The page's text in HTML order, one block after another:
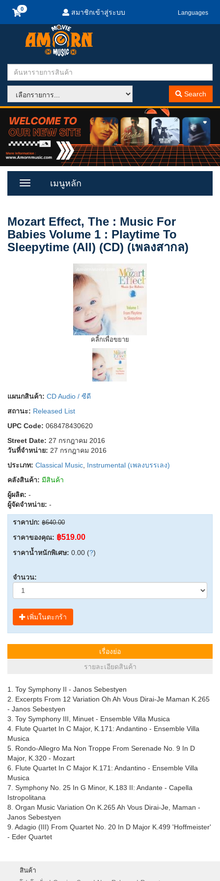
สมาชิกเข้าสู่ระบบ Languages
Search
Toggle
เมนูหลัก
Mozart Effect, The : Music For
Babies Volume 1 : Playtime To
Sleepytime (All) (CD) (เพลงสากล)
คลิ้กเพื่อขยาย
แผนกสินค้า: CD Audio / ซีดี
สถานะ: Released List
UPC Code: 068478430620
Street Date: 27 กรกฎาคม 2016
วันที่จำหน่าย: 27 กรกฎาคม 2016
ประเภท: Classical Music Instrumental (เพลงบรรเลง)
คลังสินค้า: มีสินค้า
ผู้ผลิต: -
ผู้จัดจำหน่าย: -
ราคาปก: ฿640.00
ราคาของคุณ: ฿519.00
ราคาน้ำหนักพิเศษ: 0.00 (?)
จำนวน:
เพิ่มในตะกร้า
เรื่องย่อ
รายละเอียดสินค้า
1. Toy Symphony II - Janos Sebestyen
2. Excerpts From 12 Variation Oh Ah Vous Dirai-Je Maman K.265
- Janos Sebestyen
3. Toy Symphony III, Minuet - Ensemble Villa Musica
4. Flute Quartet In C Major, K.171: Andantino - Ensemble Villa
Musica
5. Rondo-Allegro Ma Non Troppe From Serenade No. 9 In D
Major, K.320 - Mozart
6. Flute Quartet In C Major K.171: Andantino - Ensemble Villa
Musica
7. Symphony No. 25 In G Minor, K.183 II: Andante - Capella
Istropolitana
8. Organ Music Variation On K.265 Ah Vous Dirai-Je, Maman -
Janos Sebestyen
9. Adagio (III) From Quartet No. 20 In D Major K.499 'Hoffmeister'
- Eder Quartet
สินค้า